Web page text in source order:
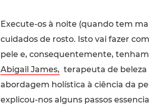
Execute-os à noite (quando tem
cuidados de rosto. Isto vai fazer
pele e, consequentemente,
Abigail James, terapeuta de beleza
abordagem holística à ciência da
explicou-nos alguns passos